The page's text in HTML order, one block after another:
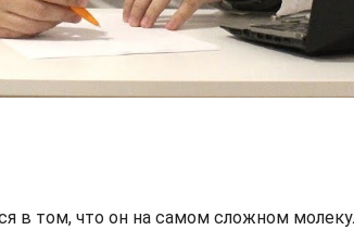
в том, что он на самом сложном